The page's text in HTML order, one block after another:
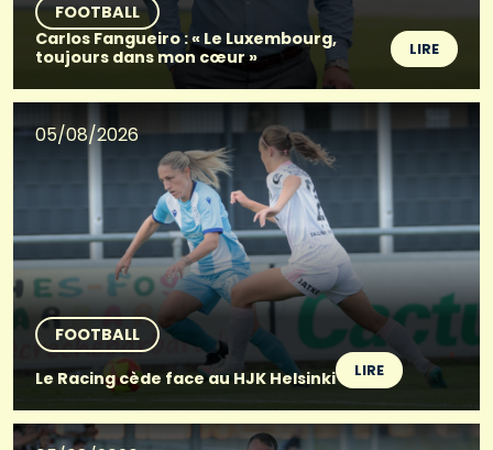
FOOTBALL
Carlos Fangueiro : « Le Luxembourg,
toujours dans mon cœur »
LIRE
05/08/2026
FOOTBALL
Le Racing cède face au HJK Helsinki
LIRE